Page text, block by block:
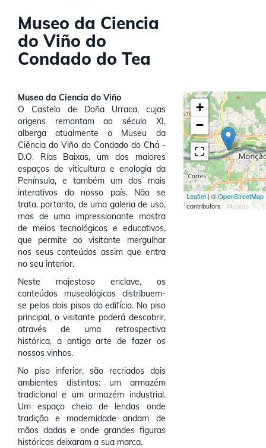
Museo da Ciencia
do Viño do
Condado do Tea
Museo da Ciencia do Viño
O Castelo de Doña Urraca, cujas
origens remontam ao século XI,
alberga atualmente o Museu da
Ciência do Viño do Condado do Chá -
D.O. Rías Baixas, um dos maiores
espaços de viticultura e enologia da
Península, e também um dos mais
interativos do nosso país. Não se
trata, portanto, de uma galeria de uso,
mas de uma impressionante mostra
de meios tecnológicos e educativos,
que permite ao visitante mergulhar
nos seus conteúdos assim que entra
no seu interior.
Neste majestoso enclave, os
conteúdos museológicos distribuem-
se pelos dois pisos do edifício. No piso
principal, o visitante poderá descobrir,
através de uma retrospectiva
histórica, a antiga arte de fazer os
nossos vinhos.
No piso inferior, são recriados dois
ambientes distintos: um armazém
tradicional e um armazém industrial.
Um espaço cheio de lendas onde
tradição e modernidade andam de
mãos dadas e onde grandes figuras
históricas deixaram a sua marca.
+
−
Leaflet| ©OpenStreetMap
contributors